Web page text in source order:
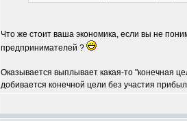
Что же стоит ваша экономика, если вы не
предпринимателей ?
Оказывается выплывает какая-то "конечная
добивается конечной цели без участия